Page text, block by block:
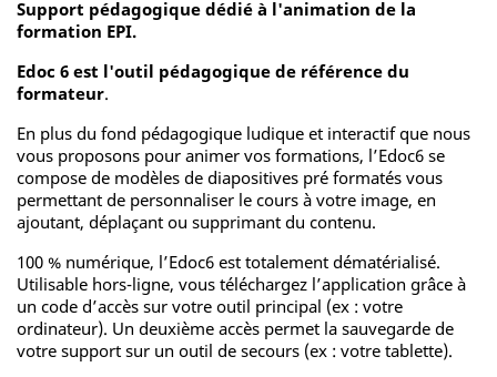
Support pédagogique dédié à l'animation de la
formation EPI.
Edoc 6 est l'outil pédagogique de référence du
formateur.
En plus du fond pédagogique ludique et interactif que nous
vous proposons pour animer vos formations, l’Edoc6 se
compose de modèles de diapositives pré formatés vous
permettant de personnaliser le cours à votre image, en
ajoutant, déplaçant ou supprimant du contenu.
100 % numérique, l’Edoc6 est totalement dématérialisé.
Utilisable hors-ligne, vous téléchargez l’application grâce à
un code d’accès sur votre outil principal (ex : votre
ordinateur). Un deuxième accès permet la sauvegarde de
votre support sur un outil de secours (ex : votre tablette).